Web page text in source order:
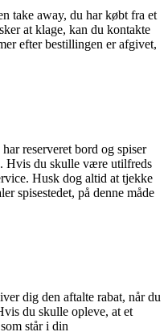
take away, du har købt fra et
at klage, kan du kontakte
efter bestillingen er afgivet,
reserveret bord og spiser
Hvis du skulle være utilfreds
Husk dog altid at tjekke
spisestedet, på denne måde
dig den aftalte rabat, når du
du skulle opleve, at et
står i din